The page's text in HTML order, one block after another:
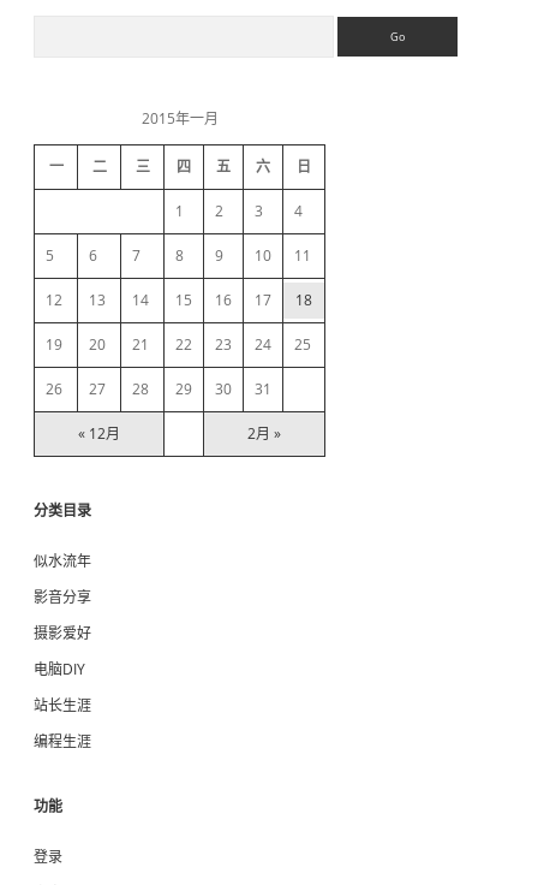
转
d
b
a
r
2015年一月
一 二 三 四 五 六 日
« 12月 2月 »
1 2 3 4
5 6 7 8 9 10 11
12 13 14 15 16 17 18
19 20 21 22 23 24 25
26 27 28 29 30 31
分类目录
似水流年
影音分享
摄影爱好
电脑DIY
站长生涯
编程生涯
功能
登录